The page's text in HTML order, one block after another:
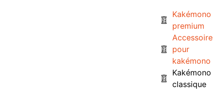
Kakémono
premium
Accessoire
pour
kakémono
Kakémono
classique